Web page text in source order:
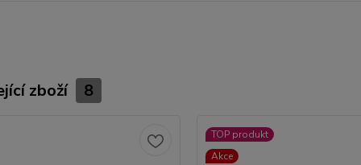
zboží 8
TOP produkt
Akce